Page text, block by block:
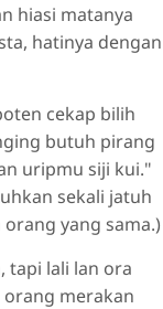
hiasi matanya
hatinya dengan
cekap bilih
butuh pirang
uripmu siji kui."
sekali jatuh
yang sama.)
tapi lali lan ora
merakan